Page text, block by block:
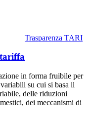
Trasparenza TARI
in forma fruibile per
su cui si basa il
delle riduzioni
dei meccanismi di